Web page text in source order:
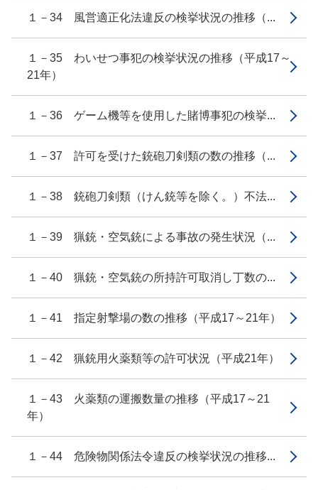
１－34 風営適正化法違反の検挙状況の推移（...
１－35 わいせつ事犯の検挙状況の推移（平成17～
21年）
１－36 ゲーム機等を使用した賭博事犯の検挙...
１－37 許可を受けた銃砲刀剣類の数の推移（...
１－38 銃砲刀剣類（けん銃等を除く。）不法...
１－39 猟銃・空気銃による事故の発生状況（...
１－40 猟銃・空気銃の所持許可取消し丁数の...
１－41 指定射撃場の数の推移（平成17～21年）
１－42 猟銃用火薬類等の許可状況（平成21年）
１－43 火薬類の運搬数量の推移（平成17～21
年）
１－44 危険物関係法令違反の検挙状況の推移...